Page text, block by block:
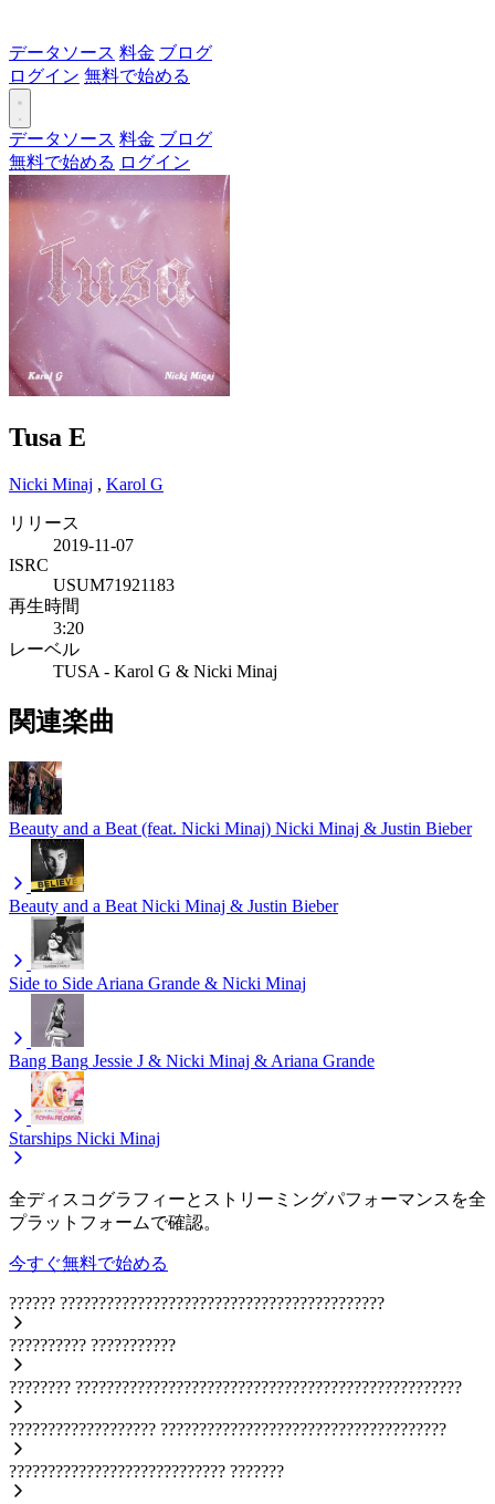
データソース 料金 ブログ
ログイン 無料で始める
データソース 料金 ブログ
無料で始める ログイン
Tusa E
Nicki Minaj , Karol G
リリース
2019-11-07
ISRC
USUM71921183
再生時間
3:20
レーベル
TUSA - Karol G & Nicki Minaj
関連楽曲
Beauty and a Beat (feat. Nicki Minaj) Nicki Minaj & Justin Bieber
Beauty and a Beat Nicki Minaj & Justin Bieber
Side to Side Ariana Grande & Nicki Minaj
Bang Bang Jessie J & Nicki Minaj & Ariana Grande
Starships Nicki Minaj
全ディスコグラフィーとストリーミングパフォーマンスを全
プラットフォームで確認。
今すぐ無料で始める
?????? ??????????????????????????????????????????
?????????? ???????????
???????? ??????????????????????????????????????????????????
??????????????????? ?????????????????????????????????????
???????????????????????????? ???????